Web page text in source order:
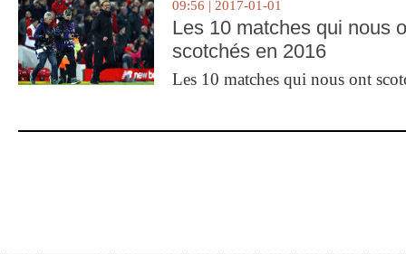
09:56 | 2017-01-01
Les 10 matches qui nous
scotchés en 2016
Les 10 matches qui nous ont